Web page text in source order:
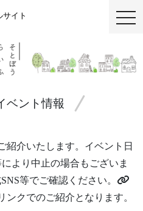
イト
ベント情報
紹介いたします。イベント日
より中止の場合もございま
等でご確認ください。
クでのご紹介となります。